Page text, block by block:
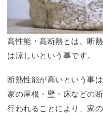
高性能・高断熱とは、断
は涼しいという事です。
断熱性能が高いという事
家の屋根・壁・床などの
行われることにより、家